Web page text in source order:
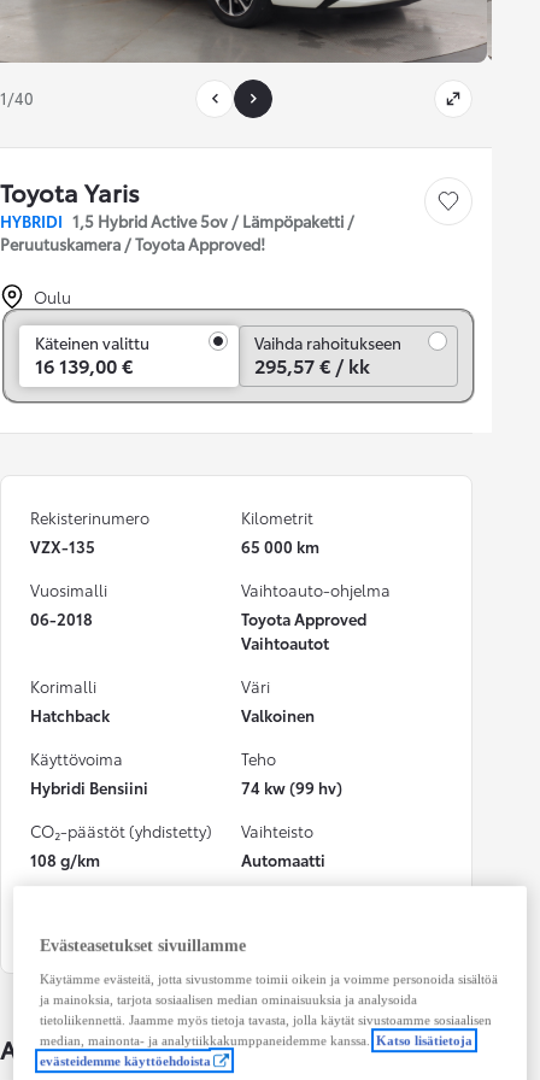
1/40
Toyota Yaris
HYBRIDI 1,5 Hybrid Active 5ov / Lämpöpaketti /
Peruutuskamera / Toyota Approved!
Tallenna auto
Oulu
Käteinen valittu
16 139,00 €
Vaihda rahoitukseen
295,57 € / kk
Rekisterinumero
VZX-135
Kilometrit
65 000 km
Vuosimalli
06-2018
Vaihtoauto-ohjelma
Toyota Approved
Vaihtoautot
Korimalli
Hatchback
Väri
Valkoinen
Käyttövoima
Hybridi Bensiini
Teho
74 kw (99 hv)
CO₂-päästöt (yhdistetty)
108 g/km
Vaihteisto
Automaatti
Auton lisätiedot
Evästeasetukset sivuillamme
Käytämme evästeitä, jotta sivustomme toimii oikein ja voimme personoida sisältöä
ja mainoksia, tarjota sosiaalisen median ominaisuuksia ja analysoida
tietoliikennettä. Jaamme myös tietoja tavasta, jolla käytät sivustoamme sosiaalisen
median, mainonta- ja analytiikkakumppaneidemme kanssa.
Katso lisätietoja
evästeidemme käyttöehdoista